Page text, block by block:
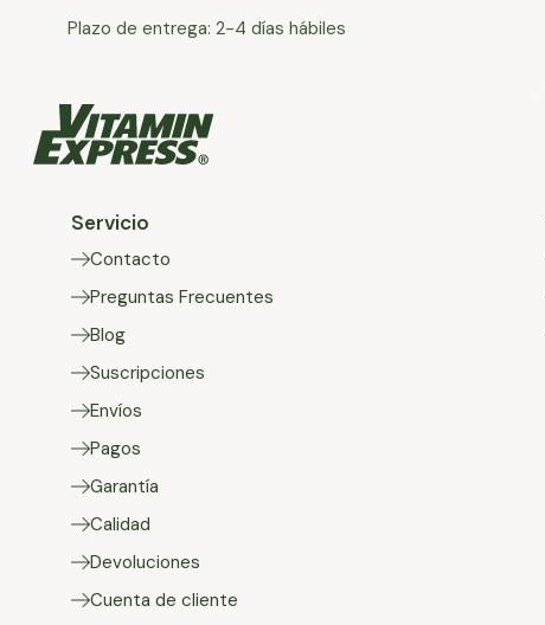
Plazo de entrega: 2-4 días hábiles
Servicio
Contacto
Preguntas Frecuentes
Blog
Suscripciones
Envíos
Pagos
Garantía
Calidad
Devoluciones
Cuenta de cliente